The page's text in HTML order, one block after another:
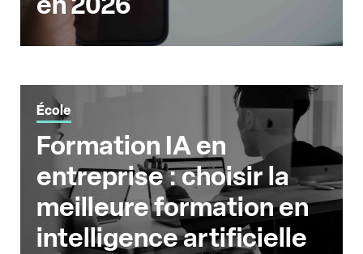
École
Formation IA en
entreprise : choisir la
meilleure formation en
intelligence artificielle